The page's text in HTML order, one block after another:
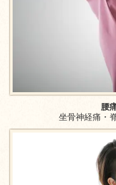
腰
坐骨神経痛・